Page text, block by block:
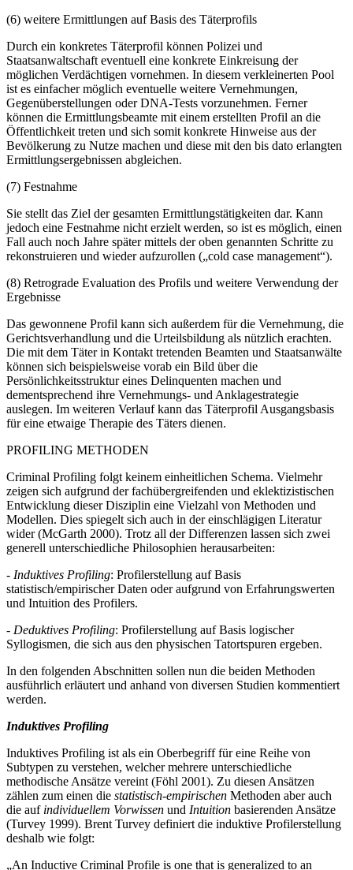
(6) weitere Ermittlungen auf Basis des Täterprofils
Durch ein konkretes Täterprofil können Polizei und
Staatsanwaltschaft eventuell eine konkrete Einkreisung der
möglichen Verdächtigen vornehmen. In diesem verkleinerten Pool
ist es einfacher möglich eventuelle weitere Vernehmungen,
Gegenüberstellungen oder DNA-Tests vorzunehmen. Ferner
können die Ermittlungsbeamte mit einem erstellten Profil an die
Öffentlichkeit treten und sich somit konkrete Hinweise aus der
Bevölkerung zu Nutze machen und diese mit den bis dato erlangten
Ermittlungsergebnissen abgleichen.
(7) Festnahme
Sie stellt das Ziel der gesamten Ermittlungstätigkeiten dar. Kann
jedoch eine Festnahme nicht erzielt werden, so ist es möglich, einen
Fall auch noch Jahre später mittels der oben genannten Schritte zu
rekonstruieren und wieder aufzurollen („cold case management“).
(8) Retrograde Evaluation des Profils und weitere Verwendung der
Ergebnisse
Das gewonnene Profil kann sich außerdem für die Vernehmung, die
Gerichtsverhandlung und die Urteilsbildung als nützlich erachten.
Die mit dem Täter in Kontakt tretenden Beamten und Staatsanwälte
können sich beispielsweise vorab ein Bild über die
Persönlichkeitsstruktur eines Delinquenten machen und
dementsprechend ihre Vernehmungs- und Anklagestrategie
auslegen. Im weiteren Verlauf kann das Täterprofil Ausgangsbasis
für eine etwaige Therapie des Täters dienen.
PROFILING METHODEN
Criminal Profiling folgt keinem einheitlichen Schema. Vielmehr
zeigen sich aufgrund der fachübergreifenden und eklektizistischen
Entwicklung dieser Disziplin eine Vielzahl von Methoden und
Modellen. Dies spiegelt sich auch in der einschlägigen Literatur
wider (McGarth 2000). Trotz all der Differenzen lassen sich zwei
generell unterschiedliche Philosophien herausarbeiten:
- Induktives Profiling: Profilerstellung auf Basis
statistisch/empirischer Daten oder aufgrund von Erfahrungswerten
und Intuition des Profilers.
- Deduktives Profiling: Profilerstellung auf Basis logischer
Syllogismen, die sich aus den physischen Tatortspuren ergeben.
In den folgenden Abschnitten sollen nun die beiden Methoden
ausführlich erläutert und anhand von diversen Studien kommentiert
werden.
Induktives Profiling
Induktives Profiling ist als ein Oberbegriff für eine Reihe von
Subtypen zu verstehen, welcher mehrere unterschiedliche
methodische Ansätze vereint (Föhl 2001). Zu diesen Ansätzen
zählen zum einen die statistisch-empirischen Methoden aber auch
die auf individuellem Vorwissen und Intuition basierenden Ansätze
(Turvey 1999). Brent Turvey definiert die induktive Profilerstellung
deshalb wie folgt:
„An Inductive Criminal Profile is one that is generalized to an